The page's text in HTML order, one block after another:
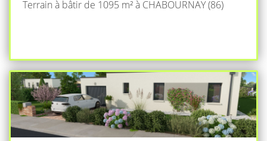
Terrain à bâtir de 1095 m² à CHABOURNAY (86)